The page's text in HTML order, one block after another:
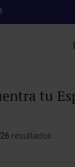
tu
26 resultados